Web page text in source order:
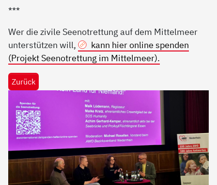
***
Wer die zivile Seenotrettung auf dem Mittelmeer
unterstützen will,
kann hier online spenden
(Projekt Seenotrettung im Mittelmeer).
Zurück